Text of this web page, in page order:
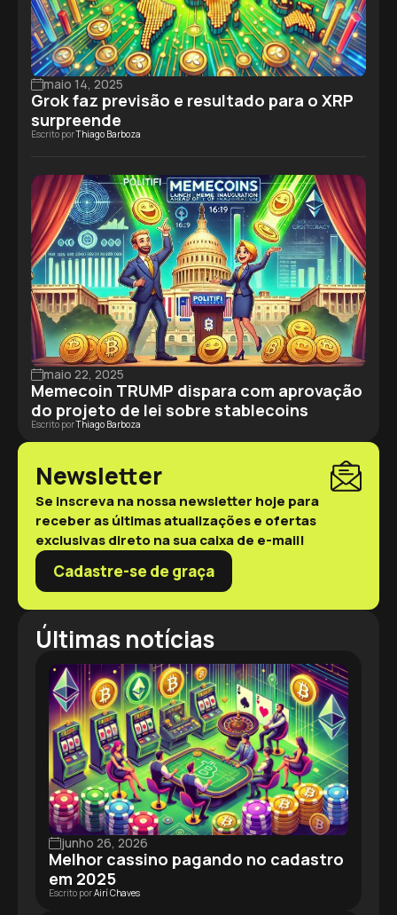
maio 14, 2025
Grok faz previsão e resultado para o XRP
surpreende
Escrito porThiago Barboza
maio 22, 2025
Memecoin TRUMP dispara com aprovação
do projeto de lei sobre stablecoins
Escrito porThiago Barboza
Newsletter
Se inscreva na nossa newsletter hoje para
receber as últimas atualizações e ofertas
exclusivas direto na sua caixa de e-mail!
Cadastre-se de graça
Últimas notícias
junho 26, 2026
Melhor cassino pagando no cadastro
em 2025
Escrito porAirí Chaves